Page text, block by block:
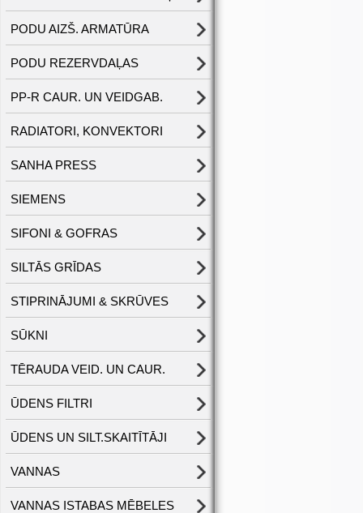
PODU AIZŠ. ARMATŪRA
PODU REZERVDAĻAS
PP-R CAUR. UN VEIDGAB.
RADIATORI, KONVEKTORI
SANHA PRESS
SIEMENS
SIFONI & GOFRAS
SILTĀS GRĪDAS
STIPRINĀJUMI & SKRŪVES
SŪKNI
TĒRAUDA VEID. UN CAUR.
ŪDENS FILTRI
ŪDENS UN SILT.SKAITĪTĀJI
VANNAS
VANNAS ISTABAS MĒBELES